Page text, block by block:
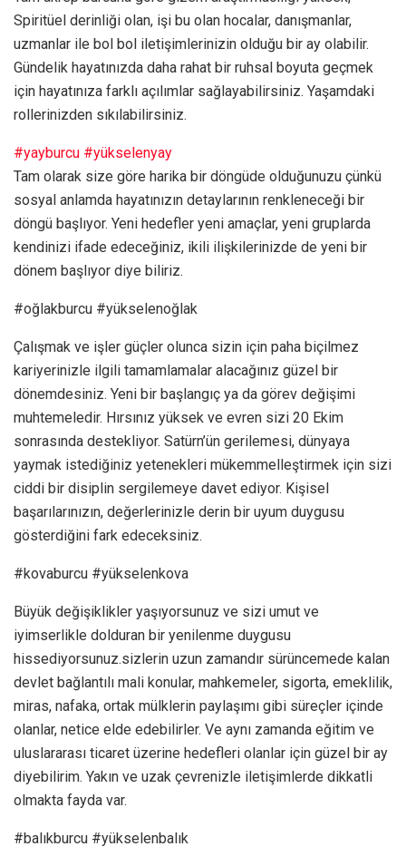
Spiritüel derinliği olan, işi bu olan hocalar, danışmanlar,
uzmanlar ile bol bol iletişimlerinizin olduğu bir ay olabilir.
Gündelik hayatınızda daha rahat bir ruhsal boyuta geçmek
için hayatınıza farklı açılımlar sağlayabilirsiniz. Yaşamdaki
rollerinizden sıkılabilirsiniz.
#yayburcu #yükselenyay
Tam olarak size göre harika bir döngüde olduğunuzu çünkü
sosyal anlamda hayatınızın detaylarının renkleneceği bir
döngü başlıyor. Yeni hedefler yeni amaçlar, yeni gruplarda
kendinizi ifade edeceğiniz, ikili ilişkilerinizde de yeni bir
dönem başlıyor diye biliriz.
#oğlakburcu #yükselenoğlak
Çalışmak ve işler güçler olunca sizin için paha biçilmez
kariyerinizle ilgili tamamlamalar alacağınız güzel bir
dönemdesiniz. Yeni bir başlangıç ya da görev değişimi
muhtemeledir. Hırsınız yüksek ve evren sizi 20 Ekim
sonrasında destekliyor. Satürn’ün gerilemesi, dünyaya
yaymak istediğiniz yetenekleri mükemmelleştirmek için sizi
ciddi bir disiplin sergilemeye davet ediyor. Kişisel
başarılarınızın, değerlerinizle derin bir uyum duygusu
gösterdiğini fark edeceksiniz.
#kovaburcu #yükselenkova
Büyük değişiklikler yaşıyorsunuz ve sizi umut ve
iyimserlikle dolduran bir yenilenme duygusu
hissediyorsunuz.sizlerin uzun zamandır sürüncemede kalan
devlet bağlantılı mali konular, mahkemeler, sigorta, emeklilik,
miras, nafaka, ortak mülklerin paylaşımı gibi süreçler içinde
olanlar, netice elde edebilirler. Ve aynı zamanda eğitim ve
uluslararası ticaret üzerine hedefleri olanlar için güzel bir ay
diyebilirim. Yakın ve uzak çevrenizle iletişimlerde dikkatli
olmakta fayda var.
#balıkburcu #yükselenbalık